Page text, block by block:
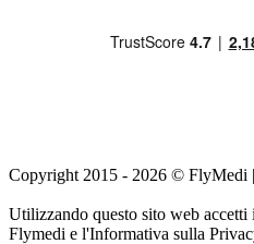
Copyright 2015 - 2026 © FlyMedi |
Utilizzando questo sito web
Flymedi e l'Informativa sulla